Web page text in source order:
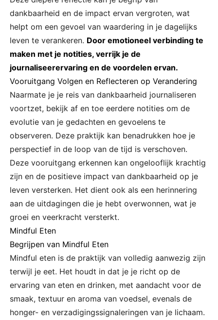
dankbaarheid en de impact ervan vergroten, wat
helpt om een gevoel van waardering in je dagelijks
leven te verankeren. Door emotioneel verbinding te
maken met je notities, verrijk je de
journaliseerervaring en de voordelen ervan.
Vooruitgang Volgen en Reflecteren op Verandering
Naarmate je je reis van dankbaarheid journaliseren
voortzet, bekijk af en toe eerdere notities om de
evolutie van je gedachten en gevoelens te
observeren. Deze praktijk kan benadrukken hoe je
perspectief in de loop van de tijd is verschoven.
Deze vooruitgang erkennen kan ongelooflijk krachtig
zijn en de positieve impact van dankbaarheid op je
leven versterken. Het dient ook als een herinnering
aan de uitdagingen die je hebt overwonnen, wat je
groei en veerkracht versterkt.
Mindful Eten
Begrijpen van Mindful Eten
Mindful eten is de praktijk van volledig aanwezig zijn
terwijl je eet. Het houdt in dat je je richt op de
ervaring van eten en drinken, met aandacht voor de
smaak, textuur en aroma van voedsel, evenals de
honger- en verzadigingssignaleringen van je lichaam.